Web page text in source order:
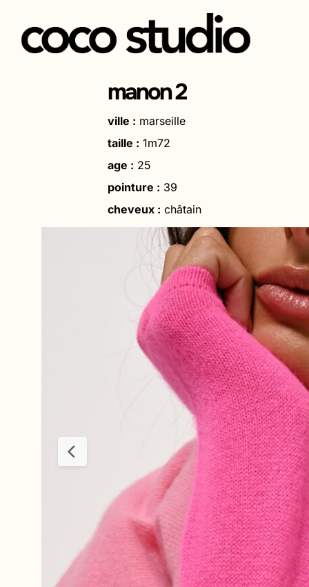
Aller
manon 2
ville : marseille
taille : 1m72
age : 25
pointure : 39
cheveux : châtain